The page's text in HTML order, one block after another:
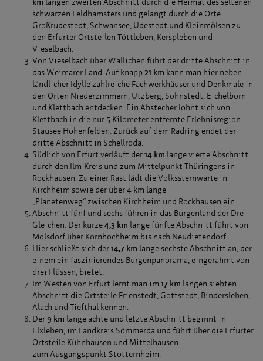
km langen zweiten Abschnitt durch die Heimat des seltenen
schwarzen Feldhamsters und gelangt durch die Orte
Großrudestedt, Schwansee, Udestedt und Kleinmölsen zu
den Erfurter Ortsteilen Töttleben, Kerspleben und
Vieselbach.
Von Vieselbach über Wallichen führt der dritte Abschnitt in
das Weimarer Land. Auf knapp21 km kann man hier neben
ländlicher Idylle zahlreiche Fachwerkhäuser und Denkmale in
den Orten Niederzimmern, Utzberg, Sohnstedt, Eichelborn
und Klettbach entdecken. Ein Abstecher lohnt sich von
Klettbach in die nur 5 Kilometer entfernte Erlebnisregion
Stausee Hohenfelden. Zurück auf dem Radring endet der
dritte Abschnitt in Schellroda.
Südlich von Erfurt verläuft der14 km lange vierte Abschnitt
durch den Ilm-Kreis und zum Mittelpunkt Thüringens in
Rockhausen. Zu einer Rast lädt die Volkssternwarte in
Kirchheim sowie der über 4 km lange
„Planetenweg“ zwischen Kirchheim und Rockhausen ein.
Abschnitt fünf und sechs führen in das Burgenland der Drei
Gleichen. Der kurze4,3 km lange fünfte Abschnitt führt von
Molsdorf über Kornhochheim bis nach Neudietendorf.
Hier schließt sich der14,7 km lange sechste Abschnitt an, der
einem ein faszinierendes Burgenpanorama, eingerahmt von
drei Flüssen, bietet.
Im Westen von Erfurt lernt man im 17 km langen siebten
Abschnitt die Ortsteile Frienstedt, Gottstedt, Bindersleben,
Alach und Tiefthal kennen.
Der9 km lange achte und letzte Abschnitt beginnt in
Elxleben, im Landkreis Sömmerda und führt über die Erfurter
Ortsteile Kühnhausen und Mittelhausen
zum Ausgangspunkt Stotternheim.